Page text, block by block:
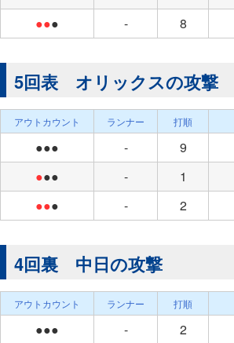
●●● - 8
5回表 オリックスの攻撃
アウトカウント ランナー 打順
●●● - 9
●●● - 1
●●● - 2
4回裏 中日の攻撃
アウトカウント ランナー 打順
●●● - 2